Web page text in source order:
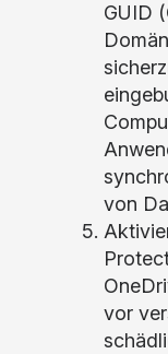
GUID
von
vor